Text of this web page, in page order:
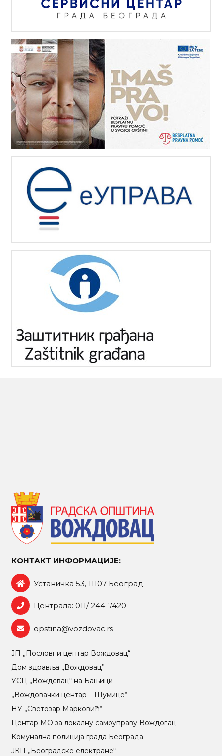
КОНТАКТ ИНФОРМАЦИЈЕ:
Устаничка 53, 11107 Београд
Централа: 011/ 244-7420
opstina@vozdovac.rs
ЈП „Пословни центар Вождовац“
Дом здравља „Вождовац”
УСЦ „Вождовац“ на Бањици
„Вождовачки центар – Шумице“
НУ „Светозар Марковић“
Центар МO за локалну самоуправу Вождовац
Комунална полиција града Београда
ЈКП „Београдске електране“